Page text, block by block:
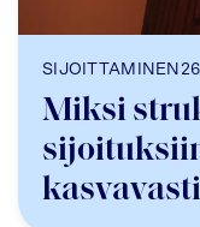
SIJOITTAMINEN
Miksi